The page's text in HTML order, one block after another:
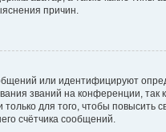
причин.
или идентифицируют
званий на конференции, так
для того, чтобы повысить
счётчика сообщений.